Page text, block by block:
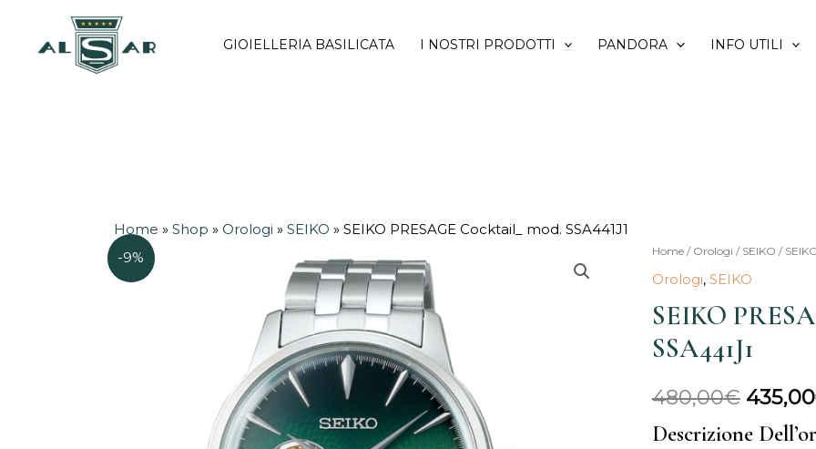
GIOIELLERIA BASILICATA I NOSTRI PRODOTTI PANDORA INFO UTILI
Home »Shop » Orologi »SEIKO »SEIKO PRESAGE Cocktail_ mod. SSA441J1
-9%
Home/ Orologi / SEIKO /
Orologi, SEIKO
SEIKO
SSA441J1
480,00€
Il
435,00
Descrizione